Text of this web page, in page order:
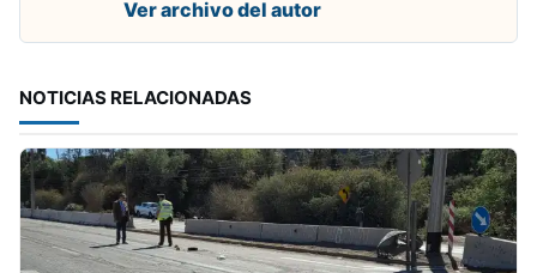
Ver archivo del autor
NOTICIAS RELACIONADAS